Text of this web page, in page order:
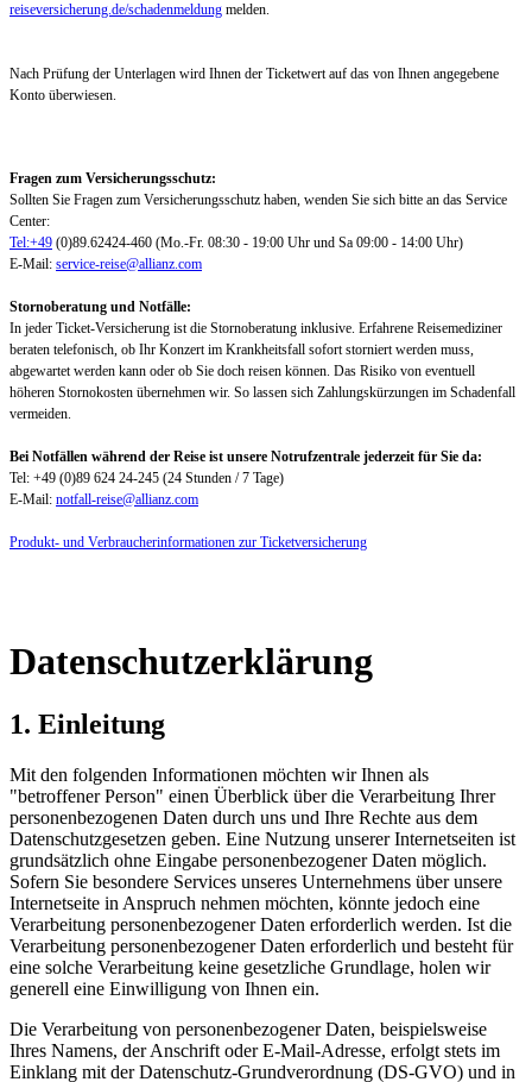
reiseversicherung.de/schadenmeldung melden.
Nach Prüfung der Unterlagen wird Ihnen der Ticketwert auf das von Ihnen angegebene
Konto überwiesen.
Fragen zum Versicherungsschutz:
Sollten Sie Fragen zum Versicherungsschutz haben, wenden Sie sich bitte an das Service
Center:
Tel:+49 (0)89.62424-460 (Mo.-Fr. 08:30 - 19:00 Uhr und Sa 09:00 - 14:00 Uhr)
E-Mail: service-reise@allianz.com
Stornoberatung und Notfälle:
In jeder Ticket-Versicherung ist die Stornoberatung inklusive. Erfahrene Reisemediziner
beraten telefonisch, ob Ihr Konzert im Krankheitsfall sofort storniert werden muss,
abgewartet werden kann oder ob Sie doch reisen können. Das Risiko von eventuell
höheren Stornokosten übernehmen wir. So lassen sich Zahlungskürzungen im Schadenfall
vermeiden.
Bei Notfällen während der Reise ist unsere Notrufzentrale jederzeit für Sie da:
Tel: +49 (0)89 624 24-245 (24 Stunden / 7 Tage)
E-Mail: notfall-reise@allianz.com
Produkt- und Verbraucherinformationen zur Ticketversicherung
Datenschutzerklärung
1. Einleitung
Mit den folgenden Informationen möchten wir Ihnen als
"betroffener Person" einen Überblick über die Verarbeitung Ihrer
personenbezogenen Daten durch uns und Ihre Rechte aus dem
Datenschutzgesetzen geben. Eine Nutzung unserer Internetseiten ist
grundsätzlich ohne Eingabe personenbezogener Daten möglich.
Sofern Sie besondere Services unseres Unternehmens über unsere
Internetseite in Anspruch nehmen möchten, könnte jedoch eine
Verarbeitung personenbezogener Daten erforderlich werden. Ist die
Verarbeitung personenbezogener Daten erforderlich und besteht für
eine solche Verarbeitung keine gesetzliche Grundlage, holen wir
generell eine Einwilligung von Ihnen ein.
Die Verarbeitung von personenbezogener Daten, beispielsweise
Ihres Namens, der Anschrift oder E-Mail-Adresse, erfolgt stets im
Einklang mit der Datenschutz-Grundverordnung (DS-GVO) und in